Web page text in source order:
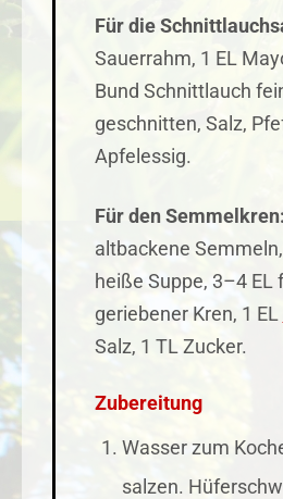
Für die
Sauerrahm, 1 EL
Bund Schnittlauch
geschnitten, Salz,
Apfelessig.
Für den Semmelkren:
altbackene
heiße Suppe, 3–4 EL
geriebener Kren, 1 EL
Salz, 1 TL Zucker.
Zubereitung
Wasser zum
salzen.